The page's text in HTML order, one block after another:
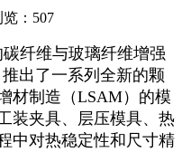
览：507
纤维与玻璃纤维增强
出了一系列全新的颗
材制造（LSAM）的模
装夹具、层压模具、热
中对热稳定性和尺寸精